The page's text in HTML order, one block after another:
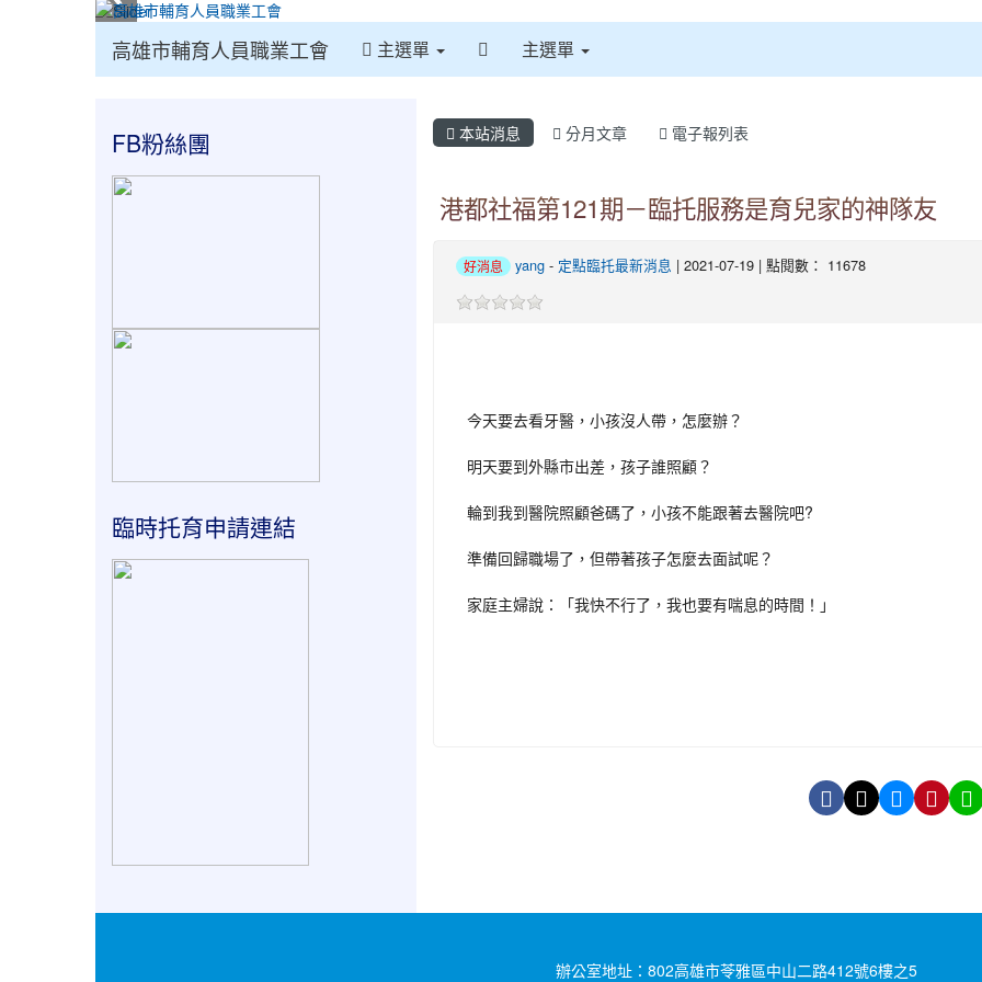
高雄市輔育人員職業工會 主選單 主選單
本站消息 分月文章 電子報列表
港都社福第121期－臨托服務是育兒家的神隊友
好消息 yang- 定點臨托最新消息 | 2021-07-19 | 點閱數： 11678
今天要去看牙醫，小孩沒人帶，怎麼辦？
明天要到外縣市出差，孩子誰照顧？
輪到我到醫院照顧爸碼了，小孩不能跟著去醫院吧?
準備回歸職場了，但帶著孩子怎麼去面試呢？
家庭主婦說：「我快不行了，我也要有喘息的時間！」
FB粉絲團
臨時托育申請連結
辦公室地址：802高雄市苓雅區中山二路412號6樓之5